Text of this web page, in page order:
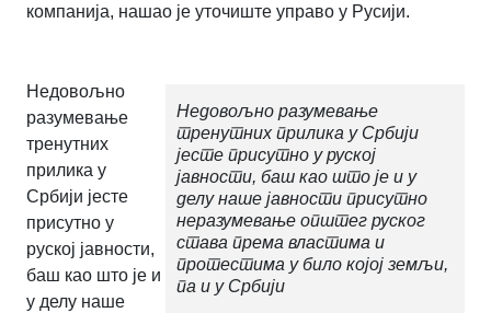
компанија, нашао је уточиште управо у Русији.
Недовољно разумевање
тренутних прилика у Србији
јесте присутно у руској
јавности, баш као што је и у
делу наше јавности присутно
неразумевање општег руског
става према властима и
протестима у било којој земљи,
па и у Србији
Недовољно
разумевање
тренутних
прилика у
Србији јесте
присутно у
руској јавности,
баш као што је и
у делу наше